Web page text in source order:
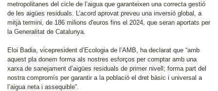
metropolitanes del cicle de l’aigua que garanteixen una correcta gestió
de les aigües residuals. L’acord aprovat preveu una inversió global, a
mitjà termini, de 186 milions d'euros fins el 2024, que seran aportats per
la Generalitat de Catalunya.
Eloi Badia, vicepresident d’Ecologia de l’AMB, ha declarat que “amb
aquest pla donem forma als nostres esforços per comptar amb una
xarxa de sanejament d’aigües residuals de primer nivell; forma part del
nostra compromís per garantir a la població el dret bàsic i universal a
l’aigua neta i assequible”.